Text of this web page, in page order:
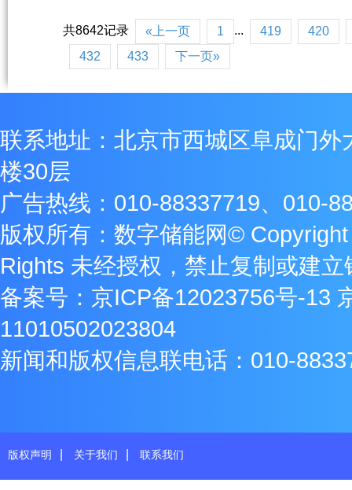
共8642记录 «上一页 1 ... 419
420
432
433 下一页»
联系地址：北京市西城区阜成门外
楼30层
广告热线：010-88337719、010-
版权所有：数字储能网©
Rights 未经授权，禁止复制或建立
备案号： 京ICP备12023756号-13
11010502023804
新闻和版权信息联电话：010-
版权声明 关于我们 联系我们